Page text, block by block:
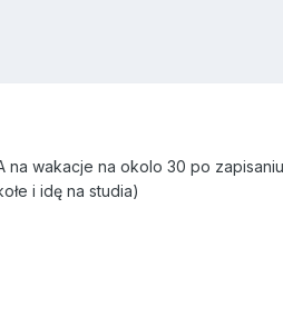
wakacje na okolo 30 po
i idę na studia)